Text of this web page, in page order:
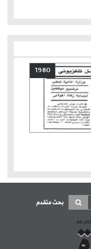
1980
بحث متقدم